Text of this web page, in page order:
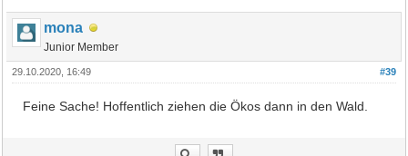
mona
Junior Member
#39
29.10.2020, 16:49
Feine Sache! Hoffentlich ziehen die Ökos dann in den Wald.